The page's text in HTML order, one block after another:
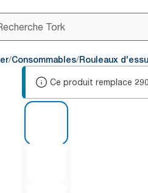
/Consommables/Rouleaux
Ce produit remplace